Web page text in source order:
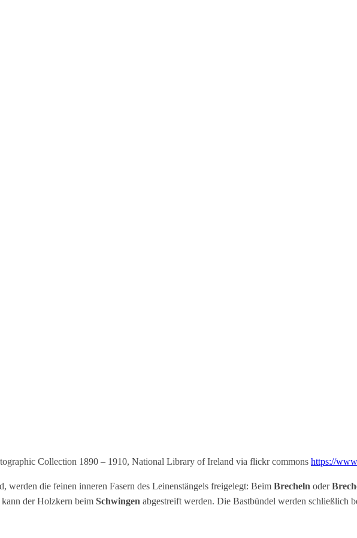
Collection 1890 – 1910, National Library of Ireland via flickr commons https://
werden die feinen inneren Fasern des Leinenstängels freigelegt: Beim Brecheln oder
der Holzkern beim Schwingen abgestreift werden. Die Bastbündel werden schließlich